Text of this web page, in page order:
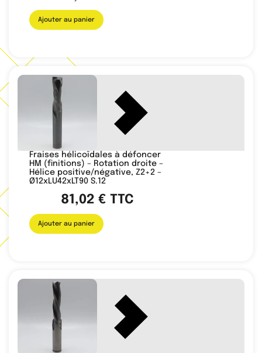
Ajouter au panier
Fraises hélicoïdales à défoncer
HM (finitions) – Rotation droite –
Hélice positive/négative, Z2+2 –
Ø12xLU42xLT90 S.12
81,02 € TTC
Ajouter au panier